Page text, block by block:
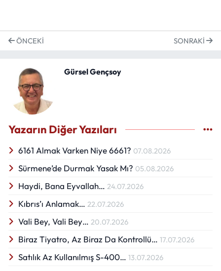
ÖNCEKI SONRAKI
Gürsel Gençsoy
Yazarın Diğer Yazıları
6161 Almak Varken Niye 6661? 07.08.2026
Sürmene’de Durmak Yasak Mı? 05.08.2026
Haydi, Bana Eyvallah… 24.07.2026
Kıbrıs’ı Anlamak… 22.07.2026
Vali Bey, Vali Bey… 20.07.2026
Biraz Tiyatro, Az Biraz Da Kontrollü… 17.07.2026
Satılık Az Kullanılmış S-400… 13.07.2026